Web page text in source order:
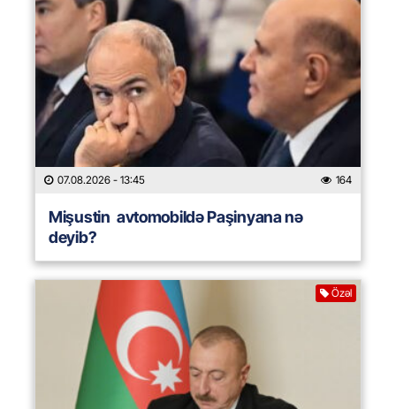
07.08.2026 - 13:45 164
Mişustin avtomobildə Paşinyana nə
deyib?
Özəl